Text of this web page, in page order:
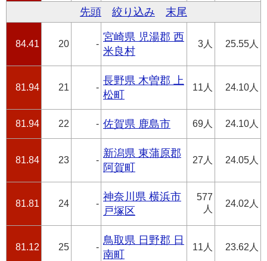
先頭 絞り込み 末尾
84.41 20 -
宮崎県 児湯郡 西
米良村
3人 25.55人
81.94 21 -
長野県 木曽郡 上
松町
11人 24.10人
81.94 22 - 佐賀県 鹿島市 69人 24.10人
81.84 23 -
新潟県 東蒲原郡
阿賀町
27人 24.05人
81.81 24 -
神奈川県 横浜市
戸塚区
577
人
24.02人
81.12 25 -
鳥取県 日野郡 日
南町
11人 23.62人